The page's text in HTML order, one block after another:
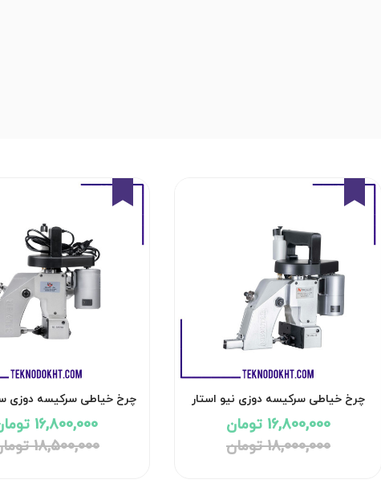
7%
چرخ خیاطی سرکیسه دوزی نیو استار
NS-461-1A
16,800,000 تومان
18,000,000 تومان
9%
461-1A
16,800,000 تومان
18,500,000 تومان